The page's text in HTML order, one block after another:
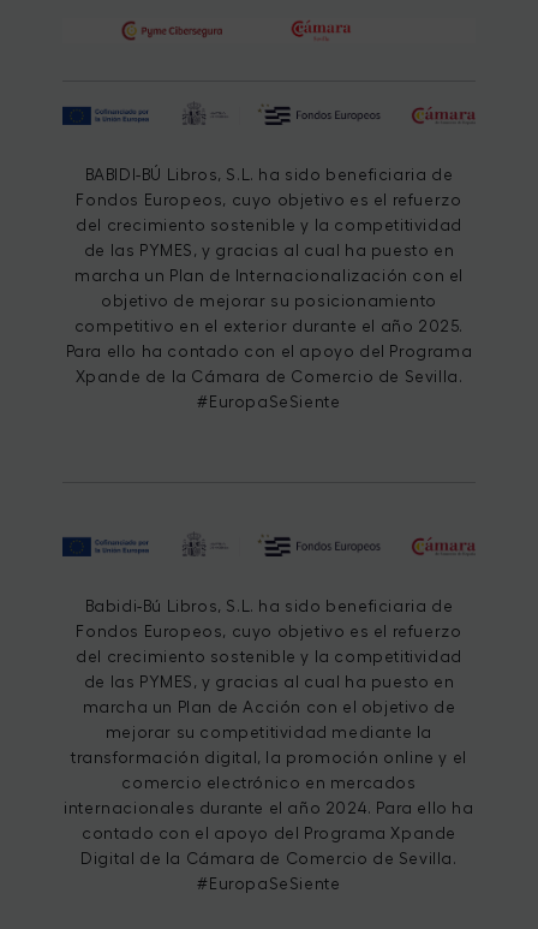
BABIDI-BÚ Libros, S.L. ha sido beneficiaria de
Fondos Europeos, cuyo objetivo es el refuerzo
del crecimiento sostenible y la competitividad
de las PYMES, y gracias al cual ha puesto en
marcha un Plan de Internacionalización con el
objetivo de mejorar su posicionamiento
competitivo en el exterior durante el año 2025.
Para ello ha contado con el apoyo del Programa
Xpande de la Cámara de Comercio de Sevilla.
#EuropaSeSiente
Babidi-Bú Libros, S.L. ha sido beneficiaria de
Fondos Europeos, cuyo objetivo es el refuerzo
del crecimiento sostenible y la competitividad
de las PYMES, y gracias al cual ha puesto en
marcha un Plan de Acción con el objetivo de
mejorar su competitividad mediante la
transformación digital, la promoción online y el
comercio electrónico en mercados
internacionales durante el año 2024. Para ello ha
contado con el apoyo del Programa Xpande
Digital de la Cámara de Comercio de Sevilla.
#EuropaSeSiente